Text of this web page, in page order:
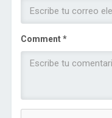
Comment *